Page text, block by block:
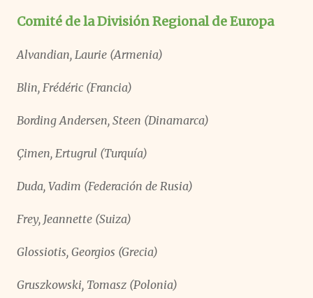
Comité de la División Regional de Europa
Alvandian, Laurie (Armenia)
Blin, Frédéric (Francia)
Bording Andersen, Steen (Dinamarca)
Çimen, Ertugrul (Turquía)
Duda, Vadim (Federación de Rusia)
Frey, Jeannette (Suiza)
Glossiotis, Georgios (Grecia)
Gruszkowski, Tomasz (Polonia)